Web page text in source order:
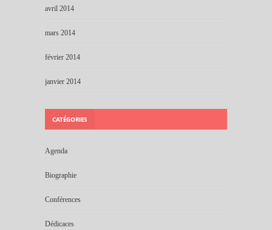
avril 2014
mars 2014
février 2014
janvier 2014
CATÉGORIES
Agenda
Biographie
Conférences
Dédicaces